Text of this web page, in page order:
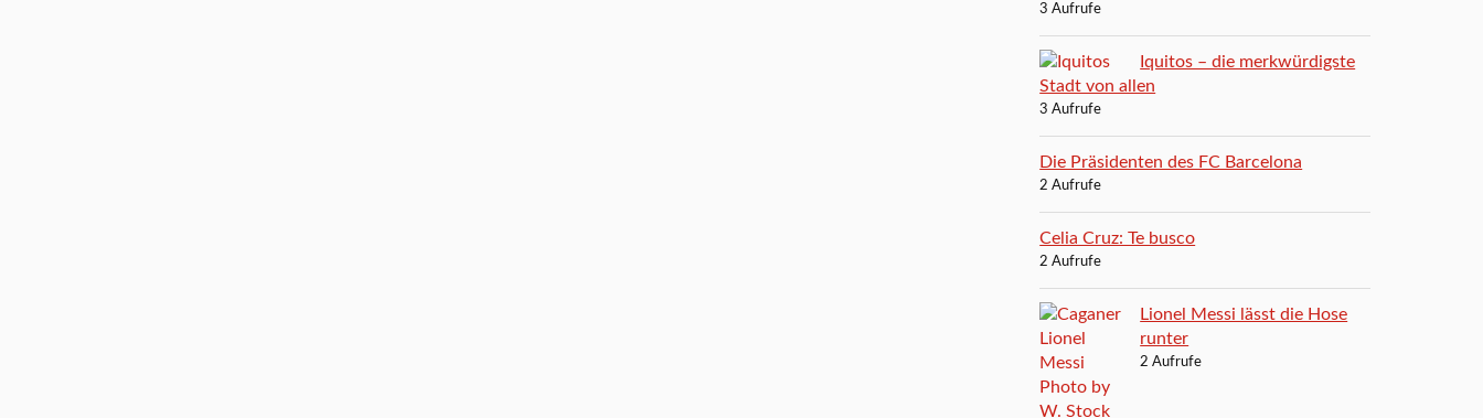
3 Aufrufe
Iquitos – die merkwürdigste
Stadt von allen
3 Aufrufe
Die Präsidenten des FC Barcelona
2 Aufrufe
Celia Cruz: Te busco
2 Aufrufe
Lionel Messi lässt die Hose
runter
2 Aufrufe